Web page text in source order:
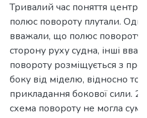
Тривалий час поняття центр
полюс повороту плутали.
вважали, що полюс повороту
сторону руху судна, інші
повороту розміщується з
боку від міделю, відносно
прикладання бокової сили.
схема повороту не могла